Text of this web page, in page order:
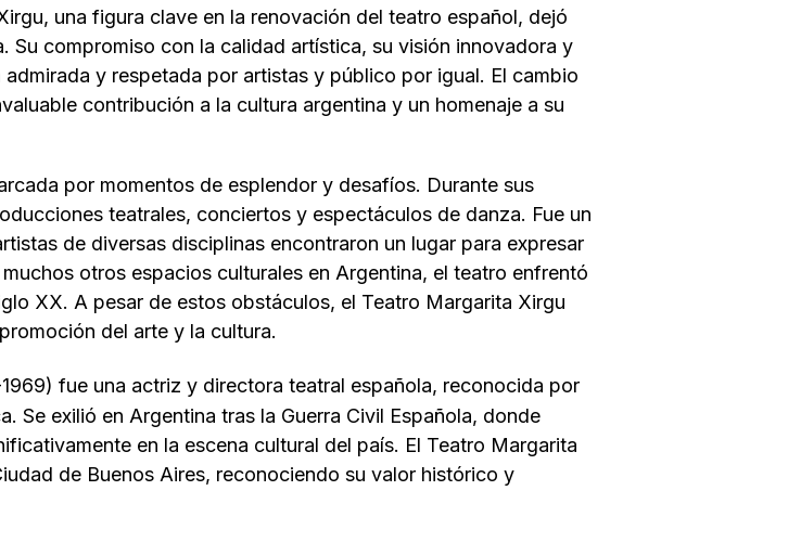
una figura clave en la renovación del teatro español, dejó
Su compromiso con la calidad artística, su visión innovadora y
y respetada por artistas y público por igual. El cambio
contribución a la cultura argentina y un homenaje a su
por momentos de esplendor y desafíos. Durante sus
teatrales, conciertos y espectáculos de danza. Fue un
de diversas disciplinas encontraron un lugar para expresar
otros espacios culturales en Argentina, el teatro enfrentó
XX. A pesar de estos obstáculos, el Teatro Margarita Xirgu
del arte y la cultura.
fue una actriz y directora teatral española, reconocida por
Se exilió en Argentina tras la Guerra Civil Española, donde
en la escena cultural del país. El Teatro Margarita
de Buenos Aires, reconociendo su valor histórico y